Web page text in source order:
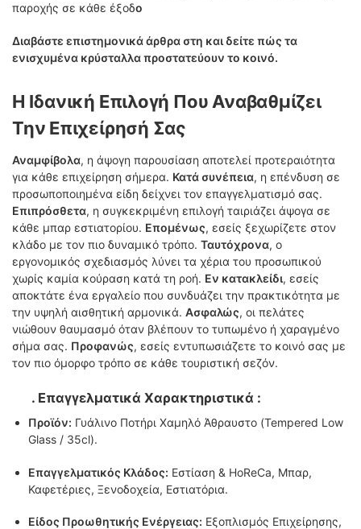
παροχής σε κάθε έξοδο
Διαβάστε επιστημονικά άρθρα στη και δείτε πώς τα
ενισχυμένα κρύσταλλα προστατεύουν το κοινό.
Η Ιδανική Επιλογή Που Αναβαθμίζει
Την Επιχείρησή Σας
Αναμφίβολα, η άψογη παρουσίαση αποτελεί προτεραιότητα
για κάθε επιχείρηση σήμερα. Κατά συνέπεια, η επένδυση σε
προσωποποιημένα είδη δείχνει τον επαγγελματισμό σας.
Επιπρόσθετα, η συγκεκριμένη επιλογή ταιριάζει άψογα σε
κάθε μπαρ εστιατορίου. Επομένως, εσείς ξεχωρίζετε στον
κλάδο με τον πιο δυναμικό τρόπο. Ταυτόχρονα, ο
εργονομικός σχεδιασμός λύνει τα χέρια του προσωπικού
χωρίς καμία κούραση κατά τη ροή. Εν κατακλείδι, εσείς
αποκτάτε ένα εργαλείο που συνδυάζει την πρακτικότητα με
την υψηλή αισθητική αρμονικά. Ασφαλώς, οι πελάτες
νιώθουν θαυμασμό όταν βλέπουν το τυπωμένο ή χαραγμένο
σήμα σας. Προφανώς, εσείς εντυπωσιάζετε το κοινό σας με
τον πιο όμορφο τρόπο σε κάθε τουριστική σεζόν.
. Επαγγελματικά Χαρακτηριστικά :
Προϊόν: Γυάλινο Ποτήρι Χαμηλό Άθραυστο (Tempered Low
Glass / 35cl).
Επαγγελματικός Κλάδος: Εστίαση & HoReCa, Μπαρ,
Καφετέριες, Ξενοδοχεία, Εστιατόρια.
Είδος Προωθητικής Ενέργειας: Εξοπλισμός Επιχείρησης,